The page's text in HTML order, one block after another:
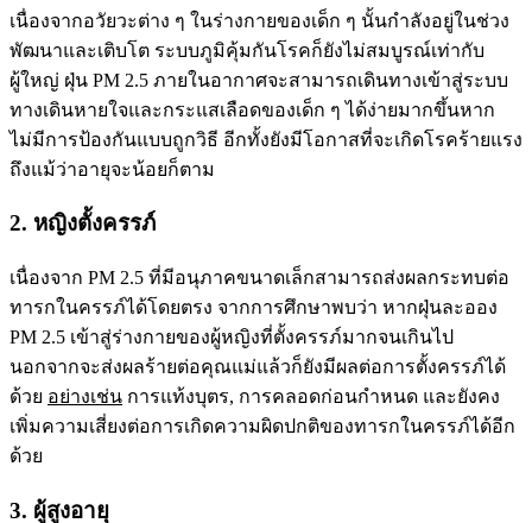
เนื่องจากอวัยวะต่าง ๆ ในร่างกายของเด็ก ๆ นั้นกำลังอยู่ในช่วง
พัฒนาและเติบโต ระบบภูมิคุ้มกันโรคก็ยังไม่สมบูรณ์เท่ากับ
ผู้ใหญ่ ฝุ่น PM 2.5 ภายในอากาศจะสามารถเดินทางเข้าสู่ระบบ
ทางเดินหายใจและกระแสเลือดของเด็ก ๆ ได้ง่ายมากขึ้นหาก
ไม่มีการป้องกันแบบถูกวิธี อีกทั้งยังมีโอกาสที่จะเกิดโรคร้ายแรง
ถึงแม้ว่าอายุจะน้อยก็ตาม
2. หญิงตั้งครรภ์
เนื่องจาก PM 2.5 ที่มีอนุภาคขนาดเล็กสามารถส่งผลกระทบต่อ
ทารกในครรภ์ได้โดยตรง จากการศึกษาพบว่า หากฝุ่นละออง
PM 2.5 เข้าสู่ร่างกายของผู้หญิงที่ตั้งครรภ์มากจนเกินไป
นอกจากจะส่งผลร้ายต่อคุณแม่แล้วก็ยังมีผลต่อการตั้งครรภ์ได้
ด้วย อย่างเช่น การแท้งบุตร, การคลอดก่อนกำหนด และยังคง
เพิ่มความเสี่ยงต่อการเกิดความผิดปกติของทารกในครรภ์ได้อีก
ด้วย
3. ผู้สูงอายุ